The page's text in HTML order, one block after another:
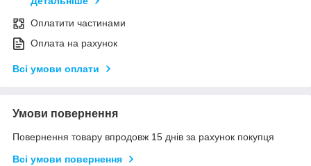
Оплатити частинами
Оплата на рахунок
Всі умови оплати
Умови повернення
Повернення товару впродовж 15 днів за рахунок покупця
Всі умови повернення